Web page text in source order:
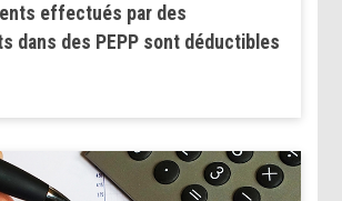
effectués par des
dans des PEPP sont déductibles